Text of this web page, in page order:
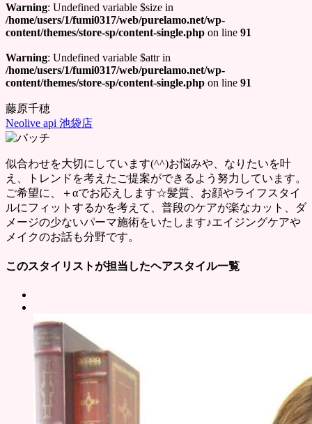
Warning: Undefined variable $size in
/home/users/1/fumi0317/web/purelamo.net/wp-
content/themes/store-sp/content-single.php on line 91
Warning: Undefined variable $attr in
/home/users/1/fumi0317/web/purelamo.net/wp-
content/themes/store-sp/content-single.php on line 91
藤原千穂
Neolive api 池袋店
似合わせを大切にしています(^^)お悩みや、なりたいを叶
え、トレンドを考えたご提案ができるよう努力しています。
ご希望に、＋αでお応えします☆髪質、お顔やライフスタイ
ルにフィットするかを考えて、普段のケアが楽なカット、ダ
メージの少ないパーマ施術をいたします♪エイジングケアや
メイクのお話も分野です。
このスタイリストが担当したヘアスタイル一覧